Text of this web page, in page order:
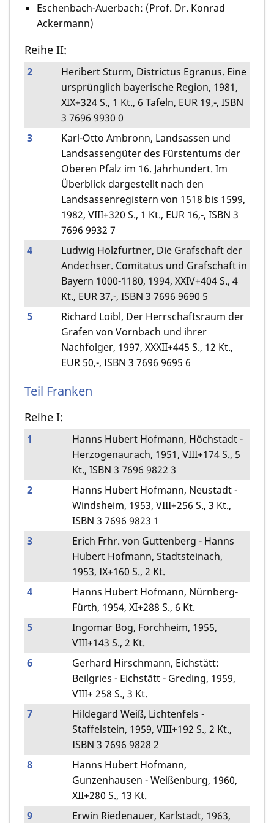
Eschenbach-Auerbach: (Prof. Dr. Konrad
Ackermann)
Reihe II:
2
Heribert Sturm, Districtus Egranus. Eine
ursprünglich bayerische Region, 1981,
XIX+324 S., 1 Kt., 6 Tafeln, EUR 19,-, ISBN
3 7696 9930 0
3
Karl-Otto Ambronn, Landsassen und
Landsassengüter des Fürstentums der
Oberen Pfalz im 16. Jahrhundert. Im
Überblick dargestellt nach den
Landsassenregistern von 1518 bis 1599,
1982, VIII+320 S., 1 Kt., EUR 16,-, ISBN 3
7696 9932 7
4
Ludwig Holzfurtner, Die Grafschaft der
Andechser. Comitatus und Grafschaft in
Bayern 1000-1180, 1994, XXIV+404 S., 4
Kt., EUR 37,-, ISBN 3 7696 9690 5
5
Richard Loibl, Der Herrschaftsraum der
Grafen von Vornbach und ihrer
Nachfolger, 1997, XXXII+445 S., 12 Kt.,
EUR 50,-, ISBN 3 7696 9695 6
Teil Franken
Reihe I:
1
Hanns Hubert Hofmann, Höchstadt -
Herzogenaurach, 1951, VIII+174 S., 5
Kt., ISBN 3 7696 9822 3
2
Hanns Hubert Hofmann, Neustadt -
Windsheim, 1953, VIII+256 S., 3 Kt.,
ISBN 3 7696 9823 1
3
Erich Frhr. von Guttenberg - Hanns
Hubert Hofmann, Stadtsteinach,
1953, IX+160 S., 2 Kt.
4
Hanns Hubert Hofmann, Nürnberg-
Fürth, 1954, XI+288 S., 6 Kt.
5
Ingomar Bog, Forchheim, 1955,
VIII+143 S., 2 Kt.
6
Gerhard Hirschmann, Eichstätt:
Beilgries - Eichstätt - Greding, 1959,
VIII+ 258 S., 3 Kt.
7
Hildegard Weiß, Lichtenfels -
Staffelstein, 1959, VIII+192 S., 2 Kt.,
ISBN 3 7696 9828 2
8
Hanns Hubert Hofmann,
Gunzenhausen - Weißenburg, 1960,
XII+280 S., 13 Kt.
9
Erwin Riedenauer, Karlstadt, 1963,